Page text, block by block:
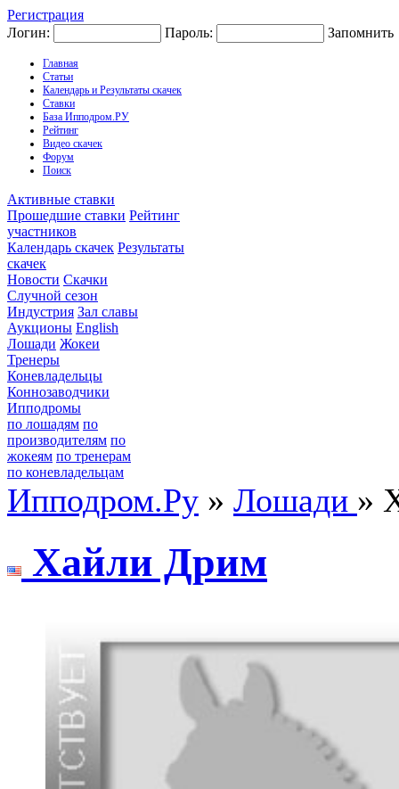
Регистрация
Логин:
Пароль: Запомнить
Главная
Статьи
Календарь и Результаты скачек
Ставки
База Ипподром.РУ
Рейтинг
Видео скачек
Форум
Поиск
Активные ставки
Прошедшие ставки Рейтинг
участников
Календарь скачек Результаты
скачек
Новости Скачки
Случной сезон
Индустрия Зал славы
Аукционы English
Лошади Жокеи
Тренеры
Коневладельцы
Коннозаводчики
Ипподромы
по лошадям по
производителям по
жокеям по тренерам
по коневладельцам
Ипподром.Ру » Лошади »
Хaйли Дрим